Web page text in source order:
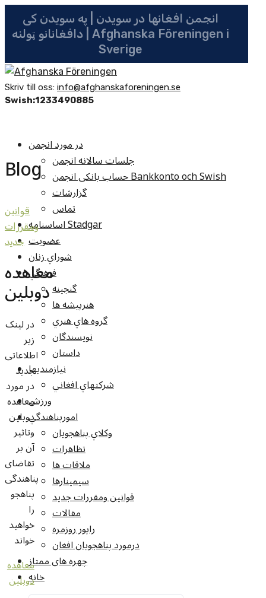
انجمن افغانها در سویدن | په سویدن کی
دافغانانو ټولنه | Afghanska Föreningen i
Sverige
Skriv till oss: info@afghanskaforeningen.se
Swish:1233490885
در مورد انجمن
جلسات سالانه انجمن
حساب بانکی انجمن Bankkonto och Swish
گزارشات
تماس
اساسنامه Stadgar
عضویت
شوراي زنان
فرهنگي
گنجينه
هنرپيشه ها
گروه هاي هنري
نويسندگان
داستان
نيازمنديها
شرکتهاي افغاني
ورزش
امورپناهندگي
وکلاي پناهجويان
تظاهرات
ملاقات ها
سيمينارها
قوانين ومقررات جديد
مقالات
راپور روزمره
درمورد پناهجويان افغان
چهره های ممتاز
خانه
Blog
قوانين
ومقررات
جديد
معاهده
دوبلین
در لینک
زیر
اطلاعاتی
جدید
در مورد
معاهده
دوبلین
وتاثیر
آن بر
تقاضای
پناهندگی
پناهجو
را
خواهید
خواند
معاهده
دوبلین